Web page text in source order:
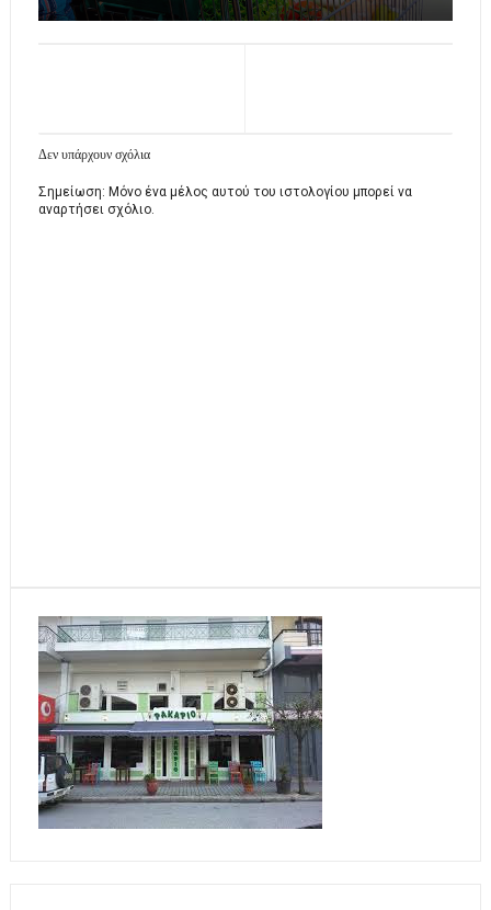
Δεν υπάρχουν σχόλια
Σημείωση: Μόνο ένα μέλος αυτού του ιστολογίου μπορεί να
αναρτήσει σχόλιο.